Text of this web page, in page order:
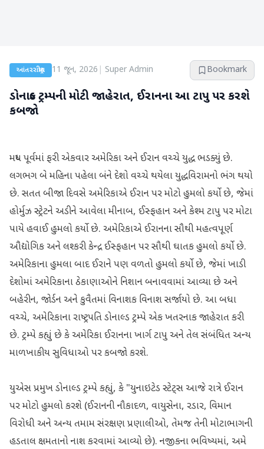
આંતરરાષ્ટ્રીય 11 જૂન, 2026 Super Admin Bookmark
ડોનાલ્ડ ટ્રમ્પની મોટી જાહેરાત, ઈરાનના આ ટાપુ પર કરશે
કબજો
મધ્ય પૂર્વમાં ફરી એકવાર અમેરિકા અને ઈરાન વચ્ચે યુદ્ધ ભડક્યું છે.
લગભગ બે મહિના પહેલા બંને દેશો વચ્ચે થયેલા યુદ્ધવિરામનો ભંગ થયો
છે. સતત બીજા દિવસે અમેરિકાએ ઈરાન પર મોટો હુમલો કર્યો છે, જેમાં
હોર્મુઝ સ્ટ્રેટને અડીને આવેલા મીનાબ, ઈસ્ફહાન અને કેશ્મ ટાપુ પર મોટા
પાયે હવાઈ હુમલો કર્યો છે. અમેરિકાએ ઈરાનના સૌથી મહત્વપૂર્ણ
ઔદ્યોગિક અને લશ્કરી કેન્દ્ર ઈસ્ફહાન પર સૌથી ઘાતક હુમલો કર્યો છે.
અમેરિકાના હુમલા બાદ ઈરાને પણ વળતો હુમલો કર્યો છે, જેમાં ખાડી
દેશોમાં અમેરિકાના ઠેકાણાઓને નિશાન બનાવવામાં આવ્યા છે અને
બહેરીન, જોર્ડન અને કુવૈતમાં વિનાશક વિનાશ સર્જાયો છે. આ બધા
વચ્ચે, અમેરિકાના રાષ્ટ્રપતિ ડોનાલ્ડ ટ્રમ્પે એક ખતરનાક જાહેરાત કરી
છે. ટ્રમ્પે કહ્યું છે કે અમેરિકા ઈરાનના ખાર્ગ ટાપુ અને તેલ સંબંધિત અન્ય
માળખાકીય સુવિધાઓ પર કબજો કરશે.
યુએસ પ્રમુખ ડોનાલ્ડ ટ્રમ્પે કહ્યું, કે "યુનાઇટેડ સ્ટેટ્સ આજે રાત્રે ઈરાન
પર મોટો હુમલો કરશે (ઈરાનની નૌકાદળ, વાયુસેના, રડાર, વિમાન
વિરોધી અને અન્ય તમામ સંરક્ષણ પ્રણાલીઓ, તેમજ તેની મોટાભાગની
હડતાલ ક્ષમતાનો નાશ કરવામાં આવ્યો છે). નજીકના ભવિષ્યમાં, અમે